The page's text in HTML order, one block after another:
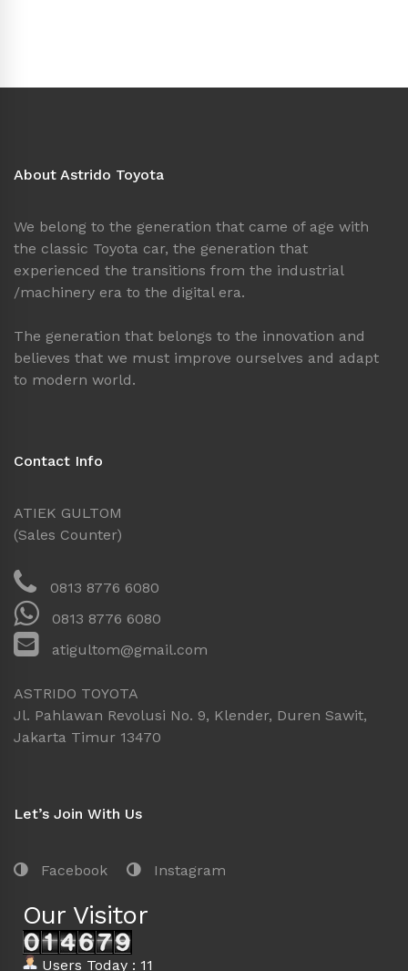
About Astrido Toyota
We belong to the generation that came of age with
the classic Toyota car, the generation that
experienced the transitions from the industrial
/machinery era to the digital era.
The generation that belongs to the innovation and
believes that we must improve ourselves and adapt
to modern world.
Contact Info
ATIEK GULTOM
(Sales Counter)
0813 8776 6080
0813 8776 6080
atigultom@gmail.com
ASTRIDO TOYOTA
Jl. Pahlawan Revolusi No. 9, Klender, Duren Sawit,
Jakarta Timur 13470
Let’s Join With Us
Facebook Instagram
Our Visitor
Users Today : 11